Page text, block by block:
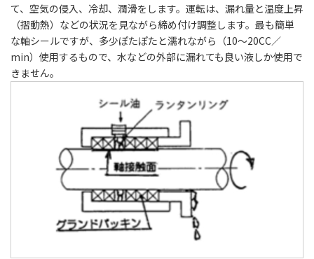
て、空気の侵入、冷却、潤滑をします。運転は、漏れ量と温度上昇
（摺動熱）などの状況を見ながら締め付け調整します。最も簡単
な軸シールですが、多少ぽたぽたと濡れながら（10～20CC／
min）使用するもので、水などの外部に漏れても良い液しか使用で
きません。